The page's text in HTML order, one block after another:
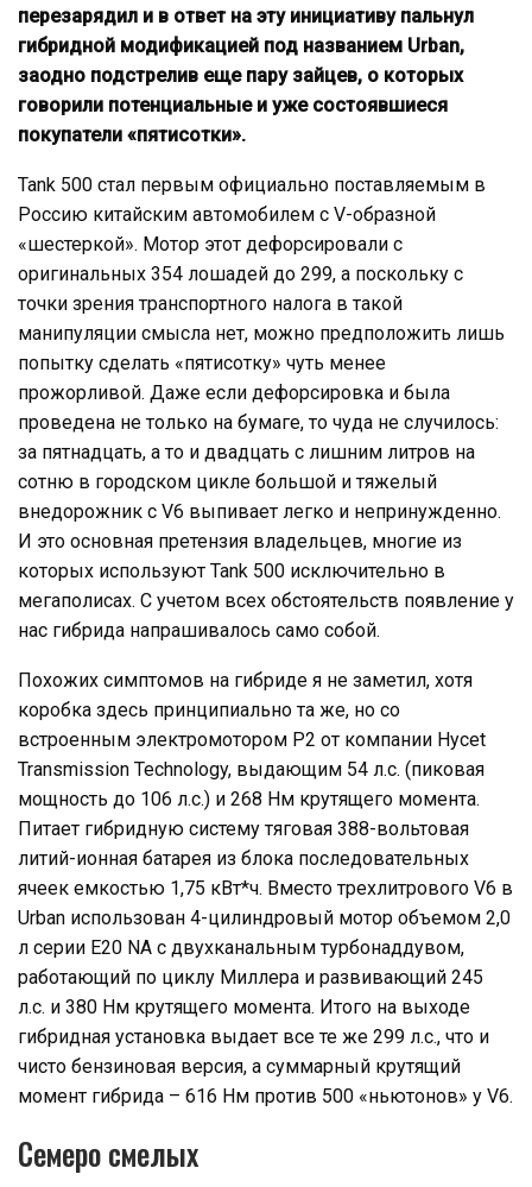
перезарядил и в ответ на эту инициативу пальнул
гибридной модификацией под названием Urban,
заодно подстрелив еще пару зайцев, о которых
говорили потенциальные и уже состоявшиеся
покупатели «пятисотки».
Tank 500 стал первым официально поставляемым в
Россию китайским автомобилем с V-образной
«шестеркой». Мотор этот дефорсировали с
оригинальных 354 лошадей до 299, а поскольку с
точки зрения транспортного налога в такой
манипуляции смысла нет, можно предположить лишь
попытку сделать «пятисотку» чуть менее
прожорливой. Даже если дефорсировка и была
проведена не только на бумаге, то чуда не случилось:
за пятнадцать, а то и двадцать с лишним литров на
сотню в городском цикле большой и тяжелый
внедорожник с V6 выпивает легко и непринужденно.
И это основная претензия владельцев, многие из
которых используют Tank 500 исключительно в
мегаполисах. С учетом всех обстоятельств появление у
нас гибрида напрашивалось само собой.
Похожих симптомов на гибриде я не заметил, хотя
коробка здесь принципиально та же, но со
встроенным электромотором P2 от компании Hycet
Transmission Technology, выдающим 54 л.с. (пиковая
мощность до 106 л.с.) и 268 Нм крутящего момента.
Питает гибридную систему тяговая 388-вольтовая
литий-ионная батарея из блока последовательных
ячеек емкостью 1,75 кВт*ч. Вместо трехлитрового V6 в
Urban использован 4-цилиндровый мотор объемом 2,0
л серии E20 NA c двухканальным турбонаддувом,
работающий по циклу Миллера и развивающий 245
л.с. и 380 Нм крутящего момента. Итого на выходе
гибридная установка выдает все те же 299 л.с., что и
чисто бензиновая версия, а суммарный крутящий
момент гибрида – 616 Нм против 500 «ньютонов» у V6.
Семеро смелых